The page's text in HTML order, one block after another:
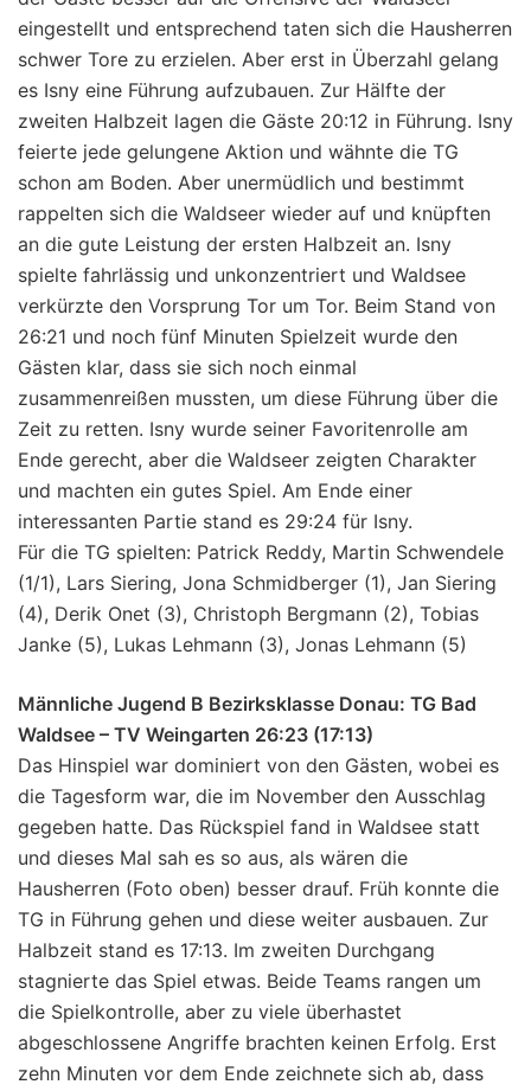
eingestellt und entsprechend taten sich die Hausherren
schwer Tore zu erzielen. Aber erst in Überzahl gelang
es Isny eine Führung aufzubauen. Zur Hälfte der
zweiten Halbzeit lagen die Gäste 20:12 in Führung. Isny
feierte jede gelungene Aktion und wähnte die TG
schon am Boden. Aber unermüdlich und bestimmt
rappelten sich die Waldseer wieder auf und knüpften
an die gute Leistung der ersten Halbzeit an. Isny
spielte fahrlässig und unkonzentriert und Waldsee
verkürzte den Vorsprung Tor um Tor. Beim Stand von
26:21 und noch fünf Minuten Spielzeit wurde den
Gästen klar, dass sie sich noch einmal
zusammenreißen mussten, um diese Führung über die
Zeit zu retten. Isny wurde seiner Favoritenrolle am
Ende gerecht, aber die Waldseer zeigten Charakter
und machten ein gutes Spiel. Am Ende einer
interessanten Partie stand es 29:24 für Isny.
Für die TG spielten: Patrick Reddy, Martin Schwendele
(1/1), Lars Siering, Jona Schmidberger (1), Jan Siering
(4), Derik Onet (3), Christoph Bergmann (2), Tobias
Janke (5), Lukas Lehmann (3), Jonas Lehmann (5)
Männliche Jugend B Bezirksklasse Donau: TG Bad
Waldsee – TV Weingarten 26:23 (17:13)
Das Hinspiel war dominiert von den Gästen, wobei es
die Tagesform war, die im November den Ausschlag
gegeben hatte. Das Rückspiel fand in Waldsee statt
und dieses Mal sah es so aus, als wären die
Hausherren (Foto oben) besser drauf. Früh konnte die
TG in Führung gehen und diese weiter ausbauen. Zur
Halbzeit stand es 17:13. Im zweiten Durchgang
stagnierte das Spiel etwas. Beide Teams rangen um
die Spielkontrolle, aber zu viele überhastet
abgeschlossene Angriffe brachten keinen Erfolg. Erst
zehn Minuten vor dem Ende zeichnete sich ab, dass